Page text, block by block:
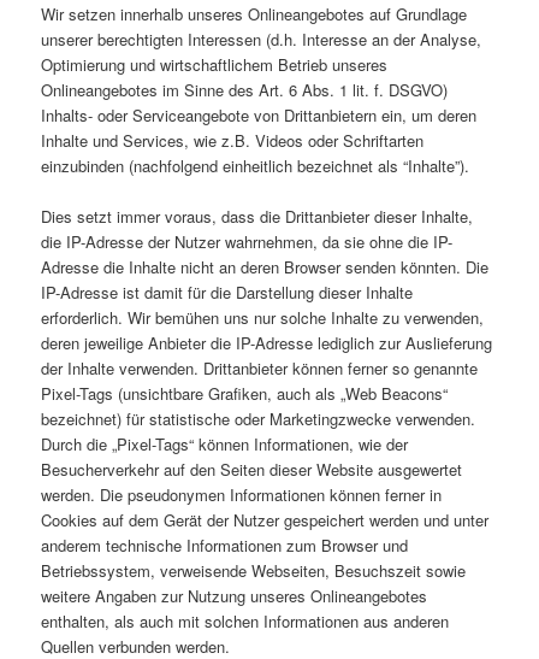
Wir setzen innerhalb unseres Onlineangebotes auf Grundlage
unserer berechtigten Interessen (d.h. Interesse an der Analyse,
Optimierung und wirtschaftlichem Betrieb unseres
Onlineangebotes im Sinne des Art. 6 Abs. 1 lit. f. DSGVO)
Inhalts- oder Serviceangebote von Drittanbietern ein, um deren
Inhalte und Services, wie z.B. Videos oder Schriftarten
einzubinden (nachfolgend einheitlich bezeichnet als “Inhalte”).
Dies setzt immer voraus, dass die Drittanbieter dieser Inhalte,
die IP-Adresse der Nutzer wahrnehmen, da sie ohne die IP-
Adresse die Inhalte nicht an deren Browser senden könnten. Die
IP-Adresse ist damit für die Darstellung dieser Inhalte
erforderlich. Wir bemühen uns nur solche Inhalte zu verwenden,
deren jeweilige Anbieter die IP-Adresse lediglich zur Auslieferung
der Inhalte verwenden. Drittanbieter können ferner so genannte
Pixel-Tags (unsichtbare Grafiken, auch als „Web Beacons“
bezeichnet) für statistische oder Marketingzwecke verwenden.
Durch die „Pixel-Tags“ können Informationen, wie der
Besucherverkehr auf den Seiten dieser Website ausgewertet
werden. Die pseudonymen Informationen können ferner in
Cookies auf dem Gerät der Nutzer gespeichert werden und unter
anderem technische Informationen zum Browser und
Betriebssystem, verweisende Webseiten, Besuchszeit sowie
weitere Angaben zur Nutzung unseres Onlineangebotes
enthalten, als auch mit solchen Informationen aus anderen
Quellen verbunden werden.